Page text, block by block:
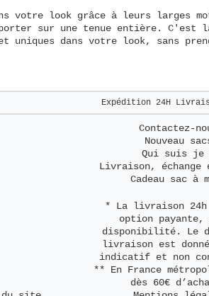
votre look grâce à leurs larges
sur une tenue entière. C'est
uniques dans votre look, sans
Expédition 24H
Contactez-
Nouveau
Qui suis je
Livraison,
Cadeau sac à
* La livraison 24h
option payante,
disponibilité. Le
livraison est
indicatif et non
** En France
dès 60€